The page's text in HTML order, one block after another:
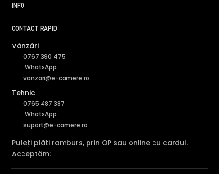
INFO
CONTACT RAPID
Vânzări
0767 390 475
WhatsApp
vanzari@e-camere.ro
Tehnic
0765 487 387
WhatsApp
suport@e-camere.ro
Puteți plăti ramburs, prin OP sau online cu cardul.
Acceptăm: